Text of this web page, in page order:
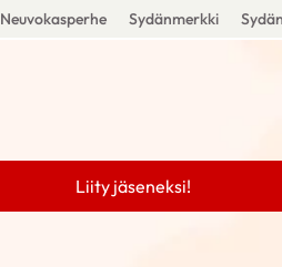
Neuvokasperhe Sydänmerkki
Liity jäseneksi!